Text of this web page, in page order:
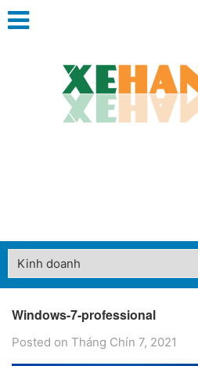
Windows-7-professional
Posted on Tháng Chín 7, 2021